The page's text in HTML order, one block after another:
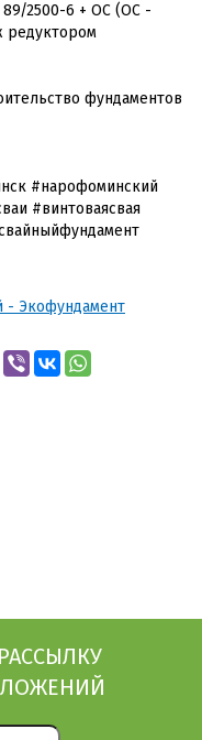
2500-6 + ОС (ОС -
редуктором
фундаментов
#нарофоминский
#винтоваясвая
- Экофундамент